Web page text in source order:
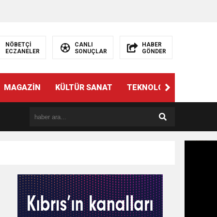
NÖBETÇİ
ECZANELER
CANLI
SONUÇLAR
HABER
GÖNDER
MAGAZİN KÜLTÜR SANAT TEKNOLOJİ